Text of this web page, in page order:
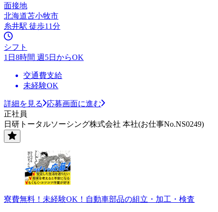
面接地
北海道苫小牧市
糸井駅 徒歩11分
シフト
1日8時間 週5日からOK
交通費支給
未経験OK
詳細を見る
応募画面に進む
正社員
日研トータルソーシング株式会社 本社(お仕事No.NS0249)
寮費無料！未経験OK！自動車部品の組立・加工・検査